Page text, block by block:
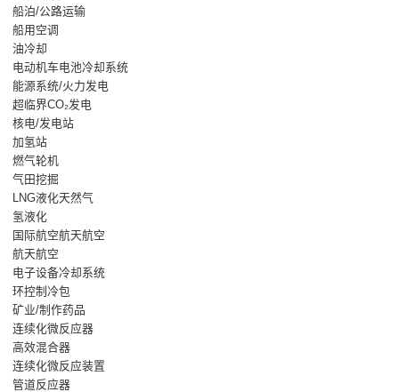
船泊/公路运输
船用空调
油冷却
电动机车电池冷却系统
能源系统/火力发电
超临界CO₂发电
核电/发电站
加氢站
燃气轮机
气田挖掘
LNG液化天然气
氢液化
国际航空航天航空
航天航空
电子设备冷却系统
环控制冷包
矿业/制作药品
连续化微反应器
高效混合器
连续化微反应装置
管道反应器